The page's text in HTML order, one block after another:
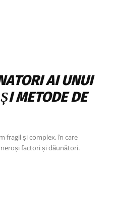
AI UNUI
METODE DE
fragil și complex, în care
factori și dăunători.